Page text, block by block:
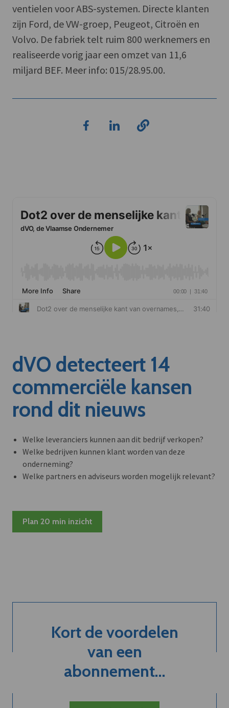
ventielen voor ABS-systemen. Directe klanten
zijn Ford, de VW-groep, Peugeot, Citroën en
Volvo. De fabriek telt ruim 800 werknemers en
realiseerde vorig jaar een omzet van 11,6
miljard BEF. Meer info: 015/28.95.00.
dVO detecteert 14
commerciële kansen
rond dit nieuws
Welke leveranciers kunnen aan dit bedrijf verkopen?
Welke bedrijven kunnen klant worden van deze
onderneming?
Welke partners en adviseurs worden mogelijk relevant?
Plan 20 min inzicht
Kort de voordelen
van een
abonnement...